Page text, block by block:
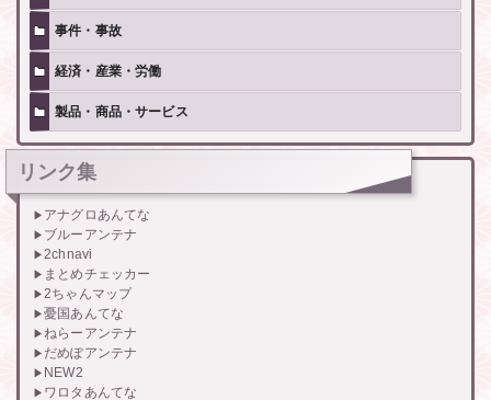
事件・事故
経済・産業・労働
製品・商品・サービス
リンク集
アナグロあんてな
ブルーアンテナ
2chnavi
まとめチェッカー
2ちゃんマップ
憂国あんてな
ねらーアンテナ
だめぽアンテナ
NEW2
ワロタあんてな